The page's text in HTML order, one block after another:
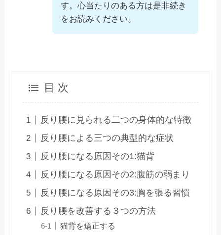
す。心当たりのある方は是非続き
をお読みください。
目 次
反り腰に見られる二つの身体的な特徴
反り腰による三つの典型的な症状
反り腰になる原因その1:猫背
反り腰になる原因その2:腹筋の弱まり
反り腰になる原因その3:胸を張る習慣
反り腰を改善する３つの方法
猫背を矯正する